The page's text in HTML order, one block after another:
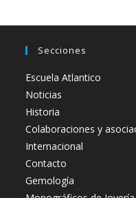
Secciones
Escuela Atlantico
Noticias
Historia
Colaboraciones y
Internacional
Contacto
Gemología